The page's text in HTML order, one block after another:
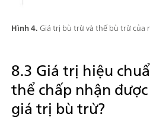
Hình 4.Giá trị bù trừ và thế bù trừ
8.3 Giá trị hiệu
thể chấp nhận
giá trị bù trừ?